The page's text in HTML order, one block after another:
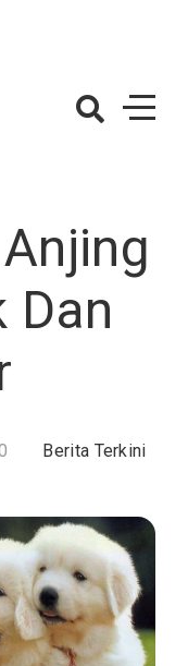
Dan
Berita Terkini